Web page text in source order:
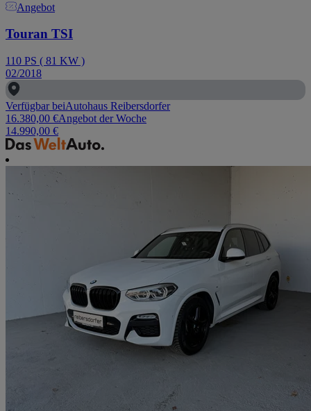
Angebot
Touran TSI
110 PS ( 81 KW )
02/2018
Verfügbar beiAutohaus Reibersdorfer
16.380,00 €Angebot der Woche
14.990,00 €